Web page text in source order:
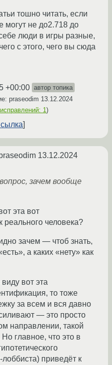
тошно читать, если
могут не до2.718 до
люди в игры разные,
с этого, чего вы сюда
+00:00 автор топика
praseodim 13.12.2024
исправлений: 1)
13.12.2024
зачем вообще
эта вот
реального человека?
зачем — чтоб знать,
а каких «нету» как
вот эта
то тоже
за всем и вся давно
— это просто
направлении, такой
главное, что это в
приведёт к